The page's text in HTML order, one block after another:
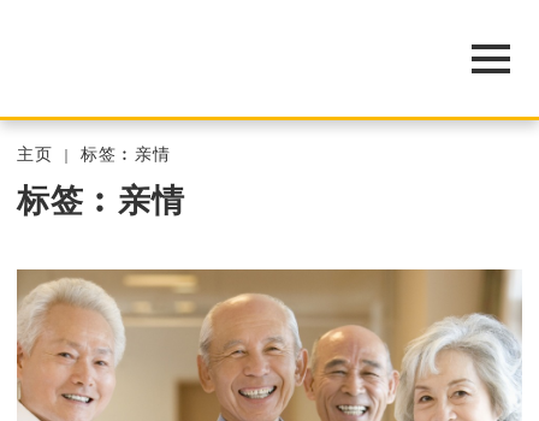
主页 标签︰亲情
标签︰亲情